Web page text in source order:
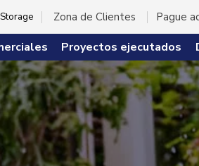
Storage Zona de Clientes Pague
Proyectos ejecutados